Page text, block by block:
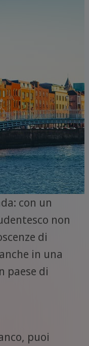
con un
non
di
in una
paese di
puoi